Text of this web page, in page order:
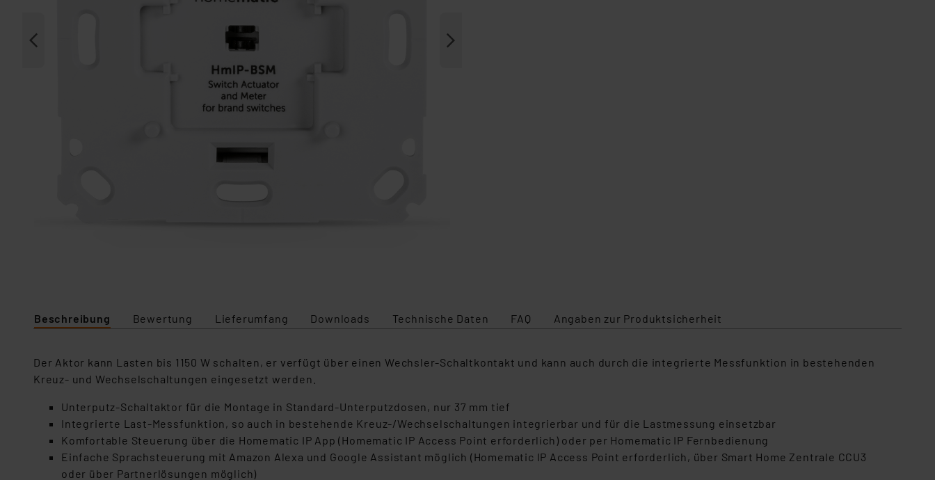
Beschreibung Bewertung Lieferumfang Downloads Technische Daten FAQ Angaben zur Produktsicherheit
Der Aktor kann Lasten bis 1150 W schalten, er verfügt über einen Wechsler-Schaltkontakt und kann auch durch die integrierte Messfunktion in bestehenden
Kreuz- und Wechselschaltungen eingesetzt werden.
Unterputz-Schaltaktor für die Montage in Standard-Unterputzdosen, nur 37 mm tief
Integrierte Last-Messfunktion, so auch in bestehende Kreuz-/Wechselschaltungen integrierbar und für die Lastmessung einsetzbar
Komfortable Steuerung über die Homematic IP App (Homematic IP Access Point erforderlich) oder per Homematic IP Fernbedienung
Einfache Sprachsteuerung mit Amazon Alexa und Google Assistant möglich (Homematic IP Access Point erforderlich, über Smart Home Zentrale CCU3
oder über Partnerlösungen möglich)